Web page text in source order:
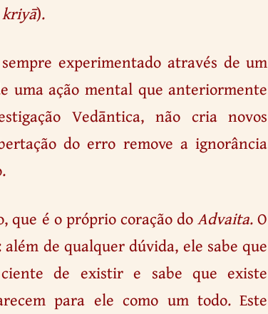
).
experimentado através de um
uma ação mental que anteriormente
Vedāntica, não cria novos
do erro remove a ignorância
que é o próprio coração doAdvaita. O
de qualquer dúvida, ele sabe que
de existir e sabe que existe
para ele como um todo. Este